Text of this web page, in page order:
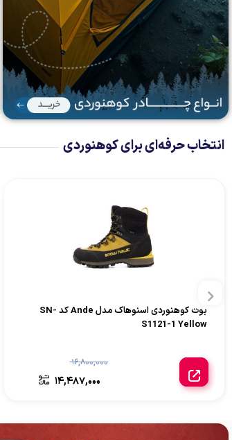
انتخاب حرفه‌ای برای کوهنوردی
بوت کوهنوردی اسنوهاک مدل Ande کد SN-
S1121-1 Yellow
16,800,000
14,487,000